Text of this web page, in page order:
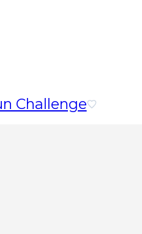
Challenge